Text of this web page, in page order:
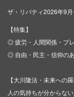
ザ・リバティ2026年9
【特集】
◎ 疲労・人間関係・プ
◎ 自由・民主・信仰の
【大川隆法・未来への羅
人の気持ちが分からな